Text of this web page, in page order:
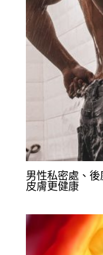
男性私密處、後
皮膚更健康